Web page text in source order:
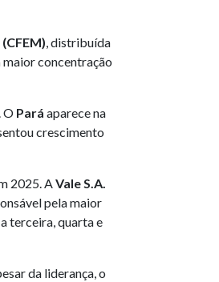
, distribuída
maior concentração
O Pará aparece na
crescimento
2025. AVale S.A.
pela maior
terceira, quarta e
da liderança, o